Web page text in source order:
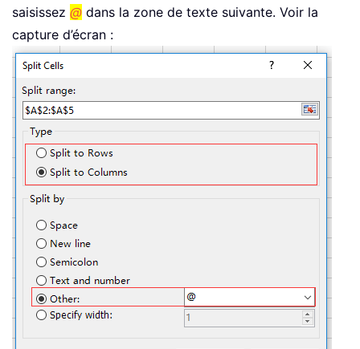
saisissez @ dans la zone de texte suivante. Voir la
capture d’écran :